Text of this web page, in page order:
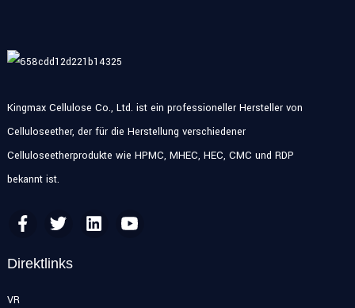
Kingmax Cellulose Co., Ltd. ist ein professioneller Hersteller von
Celluloseether, der für die Herstellung verschiedener
Celluloseetherprodukte wie HPMC, MHEC, HEC, CMC und RDP
bekannt ist.
Direktlinks
VR